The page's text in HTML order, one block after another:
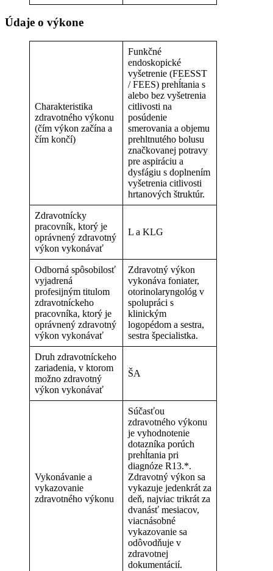
Údaje o výkone
Charakteristika
zdravotného výkonu
(čím výkon začína a
čím končí)
Funkčné
endoskopické
vyšetrenie (FEESST
/ FEES) prehĺtania s
alebo bez vyšetrenia
citlivosti na
posúdenie
smerovania a objemu
prehltnutého bolusu
značkovanej potravy
pre aspiráciu a
dysfágiu s doplnením
vyšetrenia citlivosti
hrtanových štruktúr.
Zdravotnícky
pracovník, ktorý je
oprávnený zdravotný
výkon vykonávať
L a KLG
Odborná spôsobilosť
vyjadrená
profesijným titulom
zdravotníckeho
pracovníka, ktorý je
oprávnený zdravotný
výkon vykonávať
Zdravotný výkon
vykonáva foniater,
otorinolaryngológ v
spolupráci s
klinickým
logopédom a sestra,
sestra špecialistka.
Druh zdravotníckeho
zariadenia, v ktorom
možno zdravotný
výkon vykonávať
ŠA
Vykonávanie a
vykazovanie
zdravotného výkonu
Súčasťou
zdravotného výkonu
je vyhodnotenie
dotazníka porúch
prehĺtania pri
diagnóze R13.*.
Zdravotný výkon sa
vykazuje jedenkrát za
deň, najviac trikrát za
dvanásť mesiacov,
viacnásobné
vykazovanie sa
odôvodňuje v
zdravotnej
dokumentácií.